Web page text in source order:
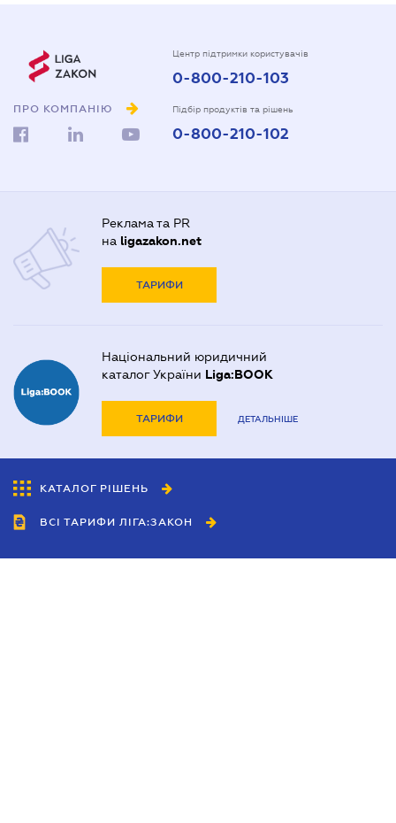
ПРО КОМПАНІЮ
Центр підтримки користувачів
0-800-210-103
Підбір продуктів та рішень
0-800-210-102
Реклама та PR
на ligazakon.net
ТАРИФИ
Національний юридичний
каталог України Liga:BOOK
ТАРИФИ ДЕТАЛЬНІШЕ
КАТАЛОГ РІШЕНЬ
ВСІ ТАРИФИ ЛІГА:ЗАКОН